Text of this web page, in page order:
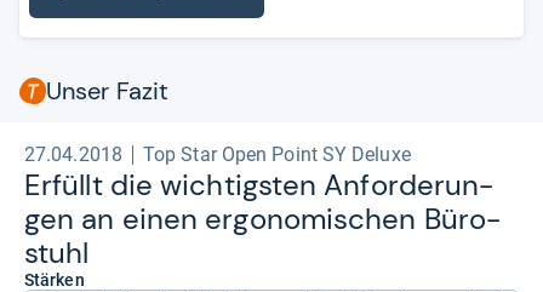
Unser Fazit
27.04.2018 Top Star Open Point SY Deluxe
Erfüllt die wich­tigs­ten Anfor­de­run­
gen an einen ergo­no­mi­schen Büro­
stuhl
Stärken